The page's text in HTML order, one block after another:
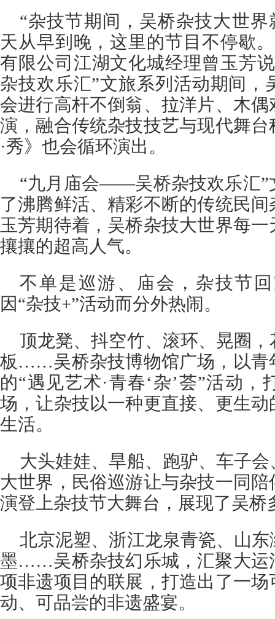
“杂技节期间，吴桥杂技大世界
天从早到晚，这里的节目不停歇
有限公司江湖文化城经理曾玉芳
杂技欢乐汇”文旅系列活动期间，
会进行高杆不倒翁、拉洋片、木
演，融合传统杂技技艺与现代舞
·秀》也会循环演出。
“九月庙会——吴桥杂技欢乐汇”
了沸腾鲜活、精彩不断的传统民
玉芳期待着，吴桥杂技大世界每
攘攘的超高人气。
不单是巡游、庙会，杂技节
因“杂技+”活动而分外热闹。
顶龙凳、抖空竹、滚环、晃圈
板……吴桥杂技博物馆广场，以青
的“遇见艺术·青春‘杂’荟”活动
场，让杂技以一种更直接、更生
生活。
大头娃娃、旱船、跑驴、车子
大世界，民俗巡游让与杂技一同
演登上杂技节大舞台，展现了吴桥
北京泥塑、浙江龙泉青瓷、山
墨……吴桥杂技幻乐城，汇聚大运
项非遗项目的联展，打造出了一
动、可品尝的非遗盛宴。